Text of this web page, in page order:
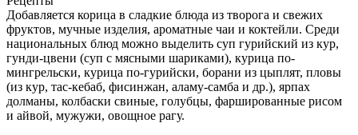
Добавляется корица в сладкие блюда из творога и свежих
фруктов, мучные изделия, ароматные чаи и коктейли. Среди
национальных блюд можно выделить суп гурийский из кур,
гунди-цвени (суп с мясными шариками), курица по-
мингрельски, курица по-гурийски, борани из цыплят, пловы
(из кур, тас-кебаб, фисинжан, аламу-самба и др.), ярпах
долманы, колбаски свиные, голубцы, фаршированные рисом
и айвой, мужужи, овощное рагу.